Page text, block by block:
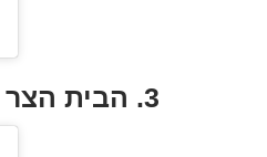
3. הבית הצר בעולם, פולין (שם מתגורר הסופר הישראלי